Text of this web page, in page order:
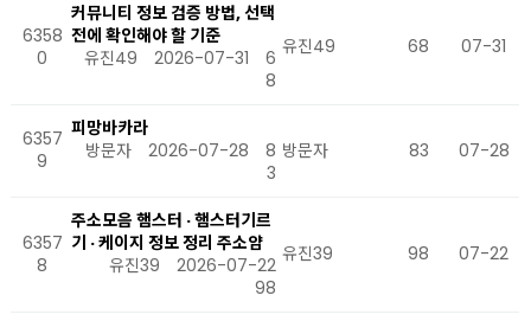
6358
0
커뮤니티 정보 검증 방법, 선택
전에 확인해야 할 기준
유진49
2026-07-31
6
8
유진49 68 07-31
6357
9
피망바카라
방문자
2026-07-28
8
3
방문자 83 07-28
6357
8
주소모음 햄스터 · 햄스터기르
기 · 케이지 정보 정리 주소얌
유진39
2026-07-22
98
유진39 98 07-22